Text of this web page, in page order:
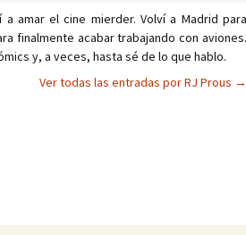
amar el cine mierder. Volví a Madrid para
finalmente acabar trabajando con aviones.
y, a veces, hasta sé de lo que hablo.
Ver todas las entradas por RJ Prous →